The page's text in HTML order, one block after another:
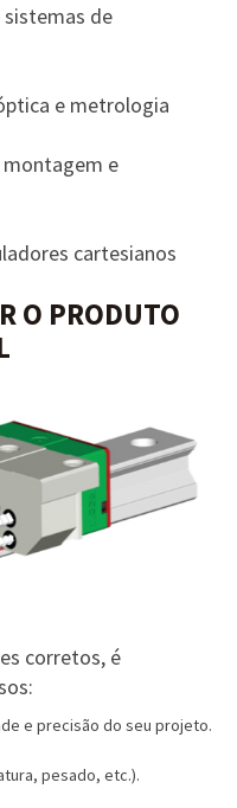
sistemas de
e metrologia
e
cartesianos
O PRODUTO
corretos, é
e precisão do seu projeto.
pesado, etc.).